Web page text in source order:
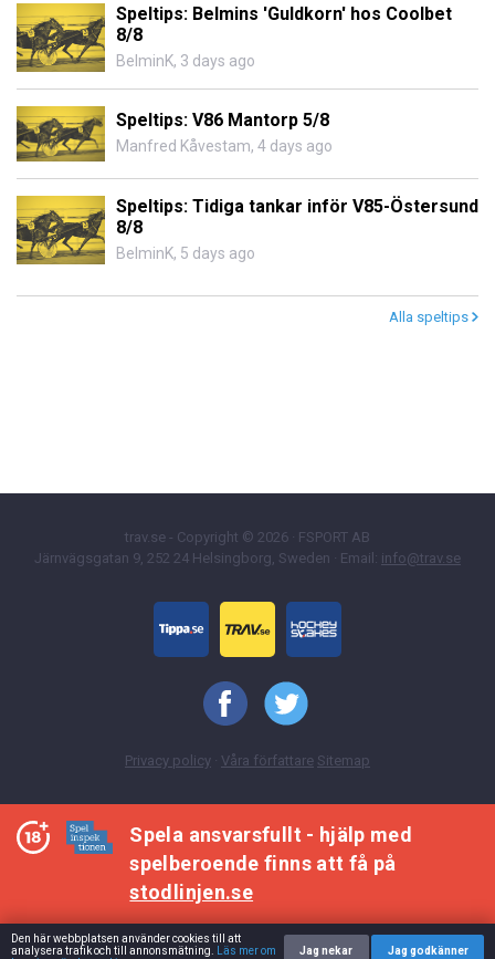
Speltips: Belmins 'Guldkorn' hos Coolbet
8/8
BelminK, 3 days ago
Speltips: V86 Mantorp 5/8
Manfred Kåvestam, 4 days ago
Speltips: Tidiga tankar inför V85-Östersund
8/8
BelminK, 5 days ago
Alla speltips
trav.se - Copyright © 2026 · FSPORT AB
Järnvägsgatan 9, 252 24 Helsingborg, Sweden · Email: info@trav.se
Privacy policy · Våra författare Sitemap
Spela ansvarsfullt - hjälp med
spelberoende finns att få på
stodlinjen.se
Den här webbplatsen använder cookies till att
analysera trafik och till annonsmätning.
Läs mer om
Jag nekar Jag godkänner